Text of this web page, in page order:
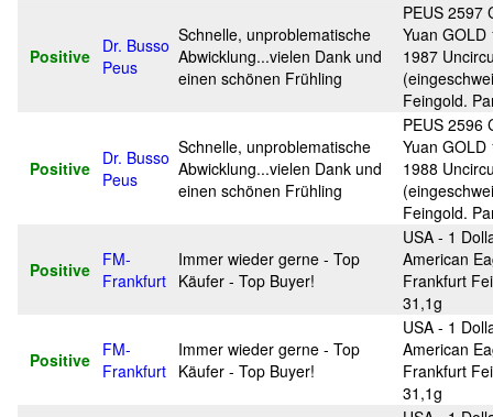
Positive
Dr. Busso
Peus
Schnelle, unproblematische
Abwicklung...vielen Dank und
einen schönen Frühling
PEUS 2597
Yuan GOLD
1987
Feingold.
Positive
Dr. Busso
Peus
Schnelle, unproblematische
Abwicklung...vielen Dank und
einen schönen Frühling
PEUS 2596
Yuan GOLD
1988
Feingold.
Positive
FM-
Frankfurt
Immer wieder gerne - Top
Käufer - Top Buyer!
USA - 1
American
Frankfurt
31,1g
Positive
FM-
Frankfurt
Immer wieder gerne - Top
Käufer - Top Buyer!
USA - 1
American
Frankfurt
31,1g